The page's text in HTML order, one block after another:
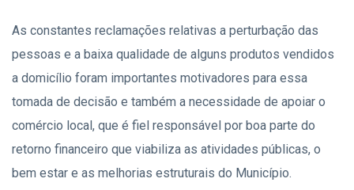
As constantes reclamações relativas a perturbação das
pessoas e a baixa qualidade de alguns produtos vendidos
a domicílio foram importantes motivadores para essa
tomada de decisão e também a necessidade de apoiar o
comércio local, que é fiel responsável por boa parte do
retorno financeiro que viabiliza as atividades públicas, o
bem estar e as melhorias estruturais do Município.